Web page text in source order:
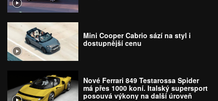
Mini Cooper Cabrio sází na styl i
dostupnější cenu
Nové Ferrari 849 Testarossa Spider
má přes 1000 koní. Italský supersport
posouvá výkony na další úroveň